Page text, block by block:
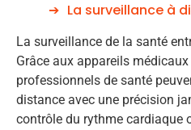
La surveillance à
La surveillance de la santé
Grâce aux appareils
professionnels de santé
distance avec une précision
contrôle du rythme cardiaque